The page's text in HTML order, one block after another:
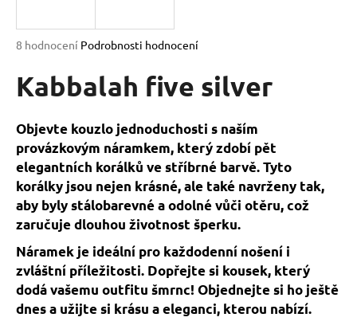
Průměrné
produktu
je
5
hvězdiček.
8 hodnocení Podrobnosti hodnocení
Kabbalah five silver
Objevte kouzlo jednoduchosti s naším
provázkovým náramkem, který zdobí pět
elegantních korálků ve stříbrné barvě. Tyto
korálky jsou nejen krásné, ale také navrženy tak,
aby byly stálobarevné a odolné vůči otěru, což
zaručuje dlouhou životnost šperku.
Náramek je ideální pro každodenní nošení i
zvláštní příležitosti. Dopřejte si kousek, který
dodá vašemu outfitu šmrnc! Objednejte si ho ještě
dnes a užijte si krásu a eleganci, kterou nabízí.
j
t
?
HLEDAT
D
o
p
o